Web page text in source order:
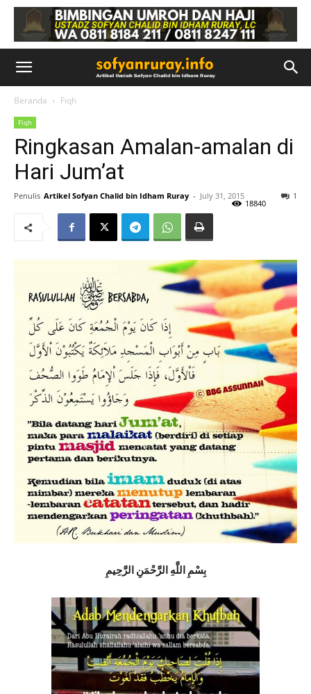
Beranda Fiqh
Fiqh
Ringkasan Amalan-amalan di
Hari Jum’at
Penulis Artikel Sofyan Chalid bin Idham Ruray - July 31, 2015 1
18840
بِسْمِ اللَّهِ الرَّحْمَنِ الرَّحِيمِ